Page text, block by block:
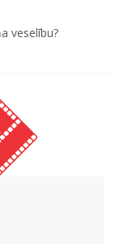
veselību?
kabačus no
vasarā un kā no